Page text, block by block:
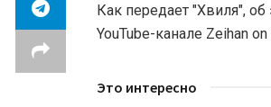
Как передает "Хвиля",
YouTube-канале Zeihan
Это интересно